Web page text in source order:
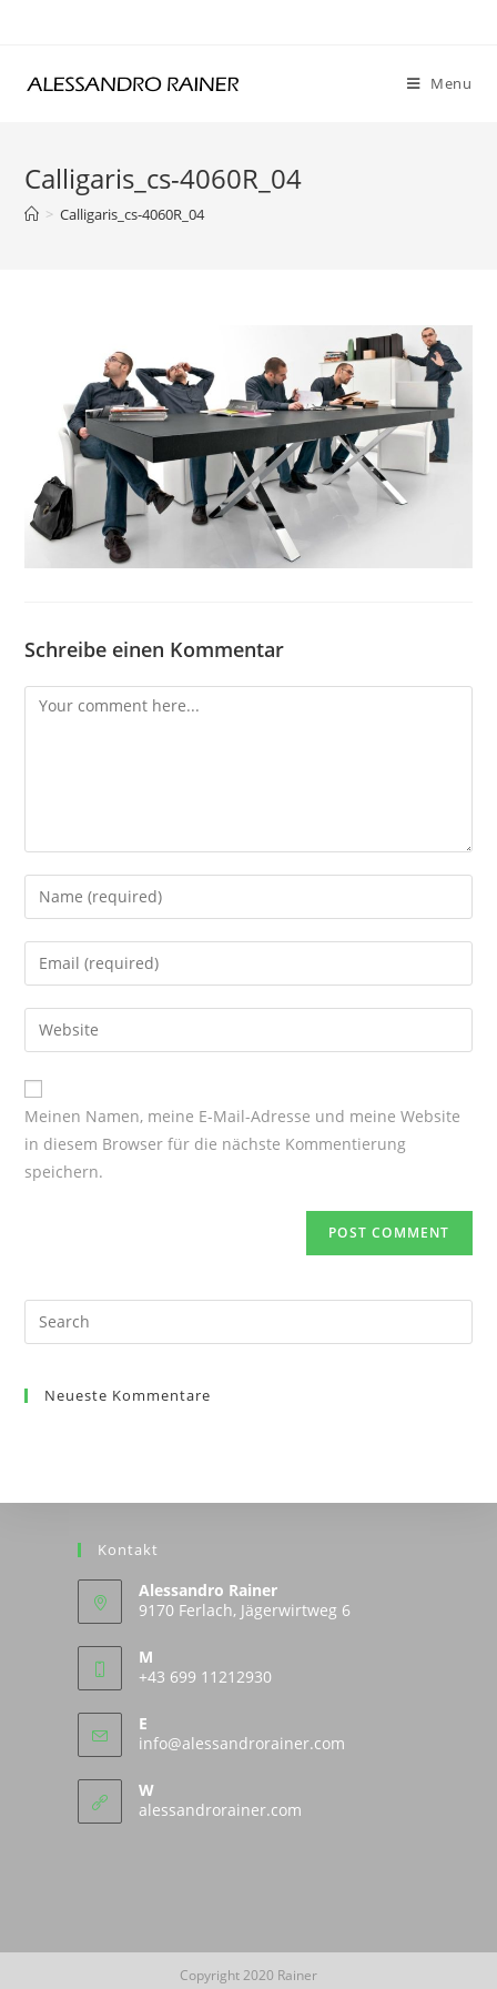
Menu
Calligaris_cs-4060R_04
> Calligaris_cs-4060R_04
Schreibe einen Kommentar
Comment
Enter
your
name
comment
Enter
your
email
address
comment
Enter
your
website
URL
Meinen Namen, meine E-Mail-Adresse und meine Website
in diesem Browser für die nächste Kommentierung
speichern.
Search
for:
Neueste Kommentare
Kontakt
Alessandro Rainer
9170 Ferlach, Jägerwirtweg 6
M
+43 699 11212930
E
info@alessandrorainer.comOpens
W
alessandrorainer.com
Copyright 2020 Rainer